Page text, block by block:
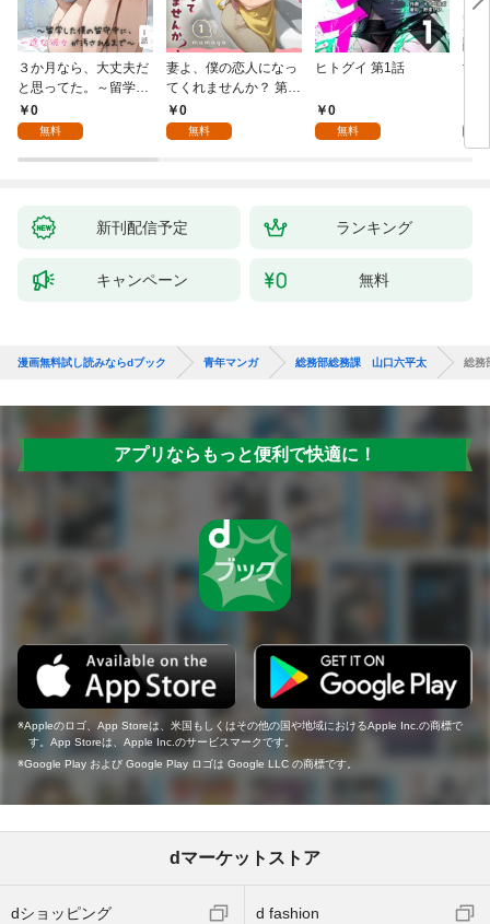
３か月なら、大丈夫だ
と思ってた。～留学し
た僕の留守中に、一途
な彼女が汚されるまで
0
無料
妻よ、僕の恋人になっ
てくれませんか？ 第1
話0
無料
ヒトグイ 第1話
0
無料
世
新刊配信予定 ランキング
キャンペーン 無料
漫画無料試し読みならdブック 青年マンガ 総務部総務課 山口六平太 総務
アプリならもっと便利で快適に！
Appleのロゴ、App Storeは、米国もしくはその他の国や地域におけるApple Inc.の商標で
す。App Storeは、Apple Inc.のサービスマークです。
Google Play および Google Play ロゴは Google LLC の商標です。
dマーケットストア
dショッピング d fashion